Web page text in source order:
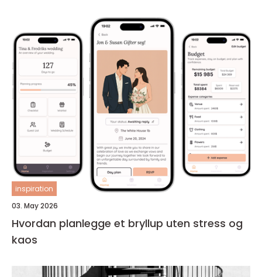
inspiration
03. May 2026
Hvordan planlegge et bryllup uten stress og
kaos